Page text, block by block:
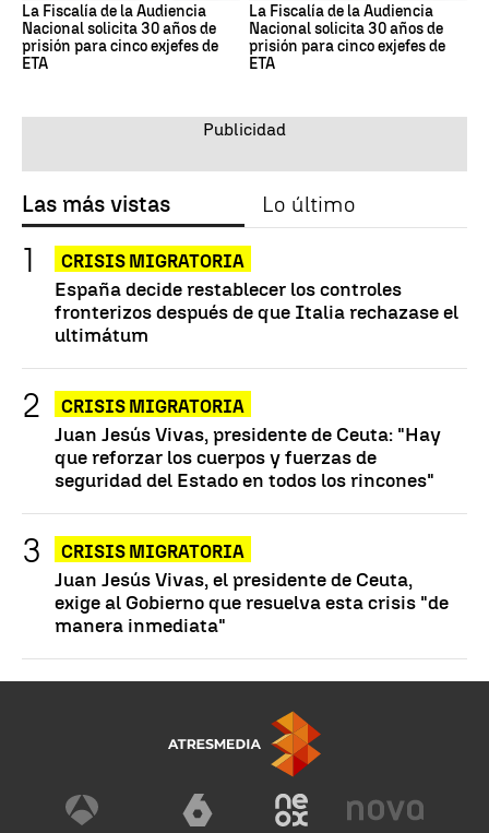
La Fiscalía de la Audiencia
Nacional solicita 30 años de
prisión para cinco exjefes de
ETA
La Fiscalía de la Audiencia
Nacional solicita 30 años de
prisión para cinco exjefes de
ETA
Las más vistas Lo último
CRISIS MIGRATORIA
España decide restablecer los controles
fronterizos después de que Italia rechazase el
ultimátum
CRISIS MIGRATORIA
Juan Jesús Vivas, presidente de Ceuta: "Hay
que reforzar los cuerpos y fuerzas de
seguridad del Estado en todos los rincones"
CRISIS MIGRATORIA
Juan Jesús Vivas, el presidente de Ceuta,
exige al Gobierno que resuelva esta crisis "de
manera inmediata"